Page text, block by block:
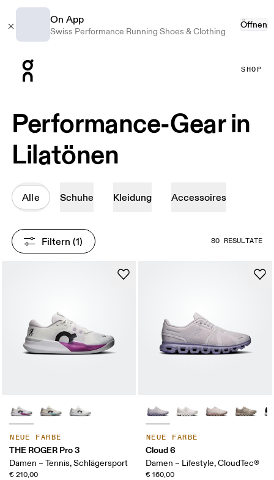
On App
Swiss Performance Running Shoes & Clothing
Öffnen
SHOP
Performance-Gear in
Lilatönen
Alle Schuhe Kleidung Accessoires
Filtern (1) 80 RESULTATE
NEUE FARBE
THE ROGER Pro 3
Damen – Tennis, Schlägersport
€ 210,00
NEUE FARBE
Cloud 6
Damen – Lifestyle, CloudTec®
€ 160,00